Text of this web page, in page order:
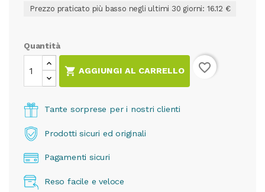
Prezzo praticato più basso negli ultimi 30 giorni: 16.12 €
Quantità
 AGGIUNGI AL CARRELLO favorite_border
Tante sorprese per i nostri clienti
Prodotti sicuri ed originali
Pagamenti sicuri
Reso facile e veloce